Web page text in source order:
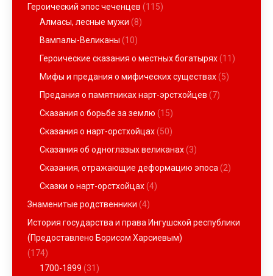
Героический эпос чеченцев (115)
Алмасы, лесные мужи (8)
Вампалы-Великаны (10)
Героические сказания о местных богатырях(11)
Мифы и предания о мифических существах(5)
Предания о памятниках нарт-эрстхойцев (7)
Сказания о борьбе за землю (15)
Сказания о нарт-орстхойцах(50)
Сказания об одноглазых великанах(3)
Сказания, отражающие деформацию эпоса (2)
Сказки о нарт-орстхойцах(4)
Знаменитые родственники (4)
История государства и права Ингушской республики
(Предоставлено Борисом Харсиевым)
(174)
1700-1899 (31)